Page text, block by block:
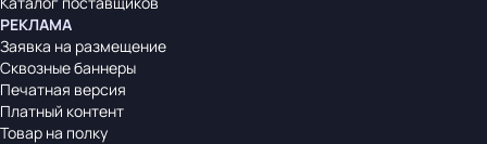
РЕКЛАМА
Заявка на размещение
Сквозные баннеры
Печатная версия
Платный контент
Товар на полку